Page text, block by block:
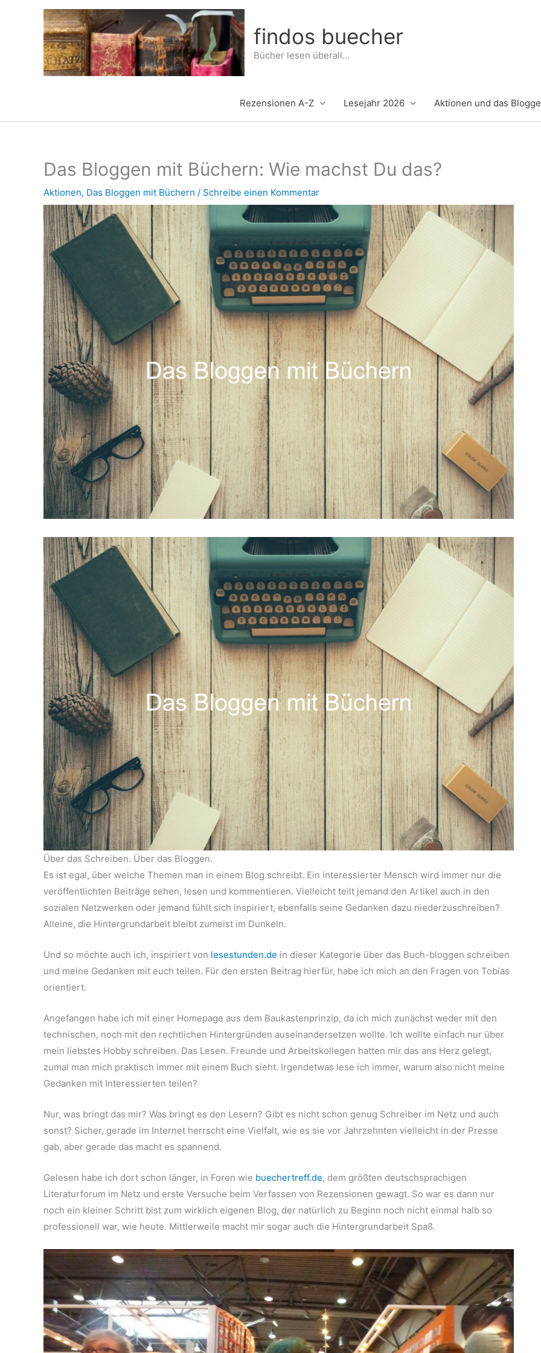
findos buecher
Bücher lesen überall...
Rezensionen A-Z Lesejahr 2026 Aktionen und das
Das Bloggen mit Büchern: Wie machst Du das?
Aktionen, Das Bloggen mit Büchern / Schreibe einen Kommentar
Über das Schreiben. Über das Bloggen.
Es ist egal, über welche Themen man in einem Blog schreibt. Ein interessierter Mensch wird immer nur die
veröffentlichten Beiträge sehen, lesen und kommentieren. Vielleicht teilt jemand den Artikel auch in den
sozialen Netzwerken oder jemand fühlt sich inspiriert, ebenfalls seine Gedanken dazu niederzuschreiben?
Alleine, die Hintergrundarbeit bleibt zumeist im Dunkeln.
Und so möchte auch ich, inspiriert von lesestunden.de in dieser Kategorie über das Buch-bloggen schreiben
und meine Gedanken mit euch teilen. Für den ersten Beitrag hierfür, habe ich mich an den Fragen von Tobias
orientiert.
Angefangen habe ich mit einer Homepage aus dem Baukastenprinzip, da ich mich zunächst weder mit den
technischen, noch mit den rechtlichen Hintergründen auseinandersetzen wollte. Ich wollte einfach nur über
mein liebstes Hobby schreiben. Das Lesen. Freunde und Arbeitskollegen hatten mir das ans Herz gelegt,
zumal man mich praktisch immer mit einem Buch sieht. Irgendetwas lese ich immer, warum also nicht meine
Gedanken mit Interessierten teilen?
Nur, was bringt das mir? Was bringt es den Lesern? Gibt es nicht schon genug Schreiber im Netz und auch
sonst? Sicher, gerade im Internet herrscht eine Vielfalt, wie es sie vor Jahrzehnten vielleicht in der Presse
gab, aber gerade das macht es spannend.
Gelesen habe ich dort schon länger, in Foren wie buechertreff.de, dem größten deutschsprachigen
Literaturforum im Netz und erste Versuche beim Verfassen von Rezensionen gewagt. So war es dann nur
noch ein kleiner Schritt bist zum wirklich eigenen Blog, der natürlich zu Beginn noch nicht einmal halb so
professionell war, wie heute. Mittlerweile macht mir sogar auch die Hintergrundarbeit Spaß.